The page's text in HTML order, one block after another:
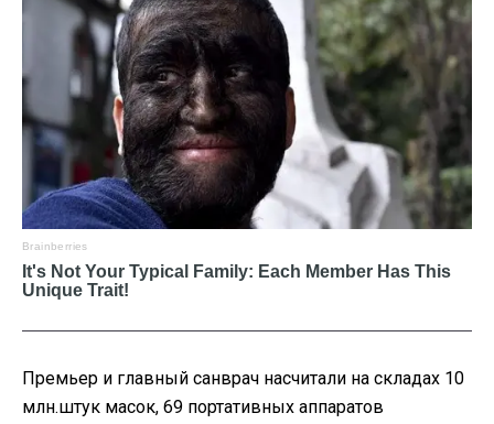
Премьер и главный санврач насчитали на складах 10
млн.штук масок, 69 портативных аппаратов